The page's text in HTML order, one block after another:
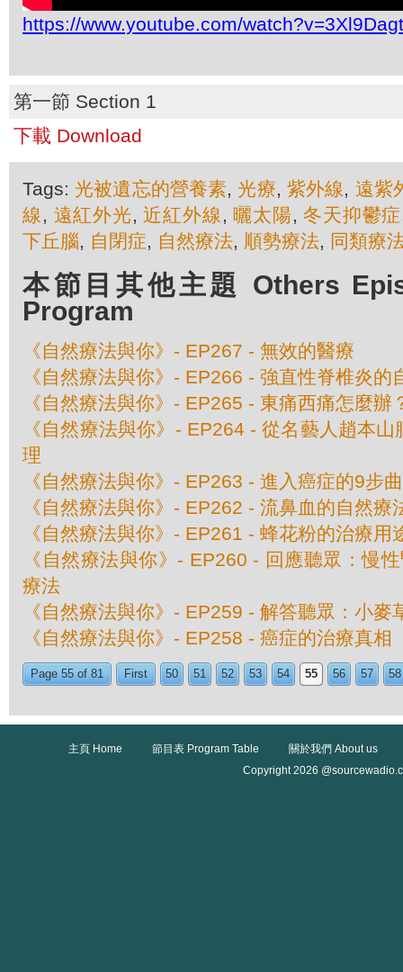
https://www.youtube.com/
第一節 Section 1
下載 Download
Tags: 光被遺忘的營養素, 光療, 紫外線, 遠紫
線 , 遠紅外光,近紅外線 , 曬太陽,冬天抑鬱症
下丘腦, 自閉症, 自然療法, 順勢療法, 同類療
本節目其他主題 Others
Program
《自然療法與你》- EP267 - 無效的醫療
《自然療法與你》- EP266 - 強直性脊椎炎的
《自然療法與你》- EP265 - 東痛西痛怎麼辦
《自然療法與你》- EP264 - 從名藝人趙本
理
《自然療法與你》- EP263 - 進入癌症的9步曲
《自然療法與你》- EP262 - 流鼻血的自然療
《自然療法與你》- EP261 - 蜂花粉的治療用
《自然療法與你》- EP260 - 回應聽眾：慢
療法
《自然療法與你》- EP259 - 解答聽眾：小麥
《自然療法與你》- EP258 - 癌症的治療真相
Page 55 of 81 First 50 51 52 53 54 55 56 57 58
主頁 Home 節目表 Program Table
關於我們 About us
Copyright 2026